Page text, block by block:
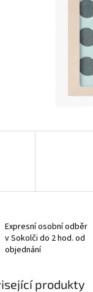
Expresní osobní odběr
v Sokolči do 2 hod. od
objednání
produkty